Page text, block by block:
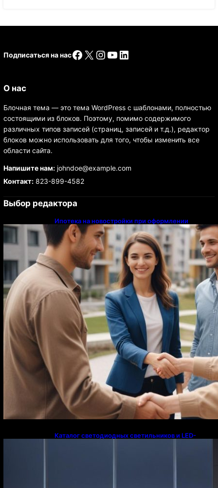
Подписаться на насFacebook
X Instagram
YouTube
LinkedIn
О нас
Блочная тема — это тема WordPress с шаблонами, полностью
состоящими из блоков. Поэтому, помимо содержимого
различных типов записей (страниц, записей и т.д.), редактор
блоков можно использовать для того, чтобы изменить все
области сайта.
Напишите нам:johndoe@example.com
Контакт:823-899-4582
Выбор редактора
Ипотека на новостройки при оформлении
напрямую у застройщика
Каталог светодиодных светильников и LED-